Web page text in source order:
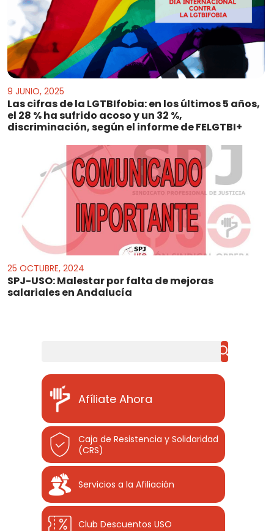
9 JUNIO, 2025
Las cifras de la LGTBIfobia: en los últimos 5 años,
el 28 % ha sufrido acoso y un 32 %,
discriminación, según el informe de FELGTBI+
25 OCTUBRE, 2024
SPJ-USO: Malestar por falta de mejoras
salariales en Andalucía
Afíliate Ahora
Caja de Resistencia y Solidaridad
(CRS)
Servicios a la Afiliación
Club Descuentos USO